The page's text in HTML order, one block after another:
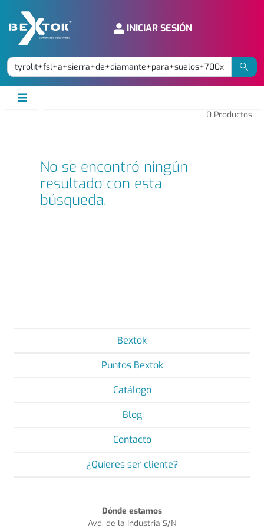
INICIAR SESIÓN
0 Productos
No se encontró ningún
resultado con esta
búsqueda.
Bextok
Puntos Bextok
Catálogo
Blog
Contacto
¿Quieres ser cliente?
Dónde estamos
Avd. de la Industria S/N